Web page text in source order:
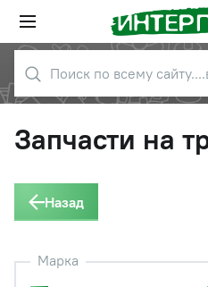
Запчасти на
Назад
Марка